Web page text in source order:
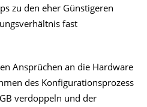
zu den eher Günstigeren
fast
Ansprüchen an die Hardware
des Konfigurationsprozess
verdoppeln und der